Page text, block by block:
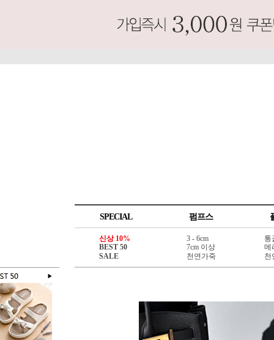
SPECIAL 펌프스
신상 10%
BEST 50
SALE
3 - 6cm
7cm 이상
천연가죽
통
메
천